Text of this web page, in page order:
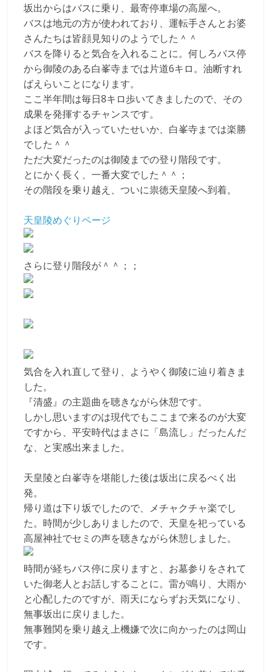
坂出からはバスに乗り、最寄停車場の高屋へ。
バスは地元の方が使われており、運転手さんとお婆
さんたちは皆顔見知りのようでした＾＾
バスを降りると気合を入れることに。何しろバス停
から御陵のある白峯寺までは片道6キロ。油断すれ
ばえらいことになります。
ここ半年間は毎日8キロ歩いてきましたので、その
成果を発揮するチャンスです。
よほど気合が入っていたせいか、白峯寺までは楽勝
でした＾＾
ただ大変だったのは御陵までの登り階段です。
とにかく長く、一番大変でした＾＾；
その階段を乗り越え、ついに祟徳天皇陵へ到着。
天皇陵めぐりページ
さらに登り階段が＾＾；；
気合を入れ直して登り、ようやく御陵に辿り着きま
した。
『清盛』の主題曲を聴きながら休憩です。
しかし思いますのは現代でもここまで来るのが大変
ですから、平安時代はまさに「島流し」だったんだ
な、と実感出来ました。
天皇陵と白峯寺を堪能した後は坂出に戻るべく出
発。
帰り道は下り坂でしたので、メチャクチャ楽でし
た。時間が少しありましたので、天皇を祀っている
高屋神社でセミの声を聴きながら休憩しました。
時間が経ちバス停に戻りますと、お墓参りをされて
いた御老人とお話しすることに。雷が鳴り、大雨か
と心配したのですが、雨天にならずお天気になり、
無事坂出に戻りました。
無事難関を乗り越え上機嫌で次に向かったのは岡山
です。